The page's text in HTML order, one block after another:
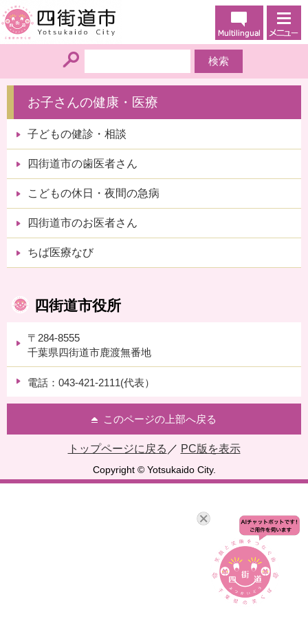
お子さんの健康・医療
子どもの健診・相談
四街道市の歯医者さん
こどもの休日・夜間の急病
四街道市のお医者さん
ちば医療なび
四街道市役所
〒284-8555
千葉県四街道市鹿渡無番地
電話：043-421-2111(代表）
このページの上部へ戻る
トップページに戻る ／ PC版を表示
Copyright © Yotsukaido City.